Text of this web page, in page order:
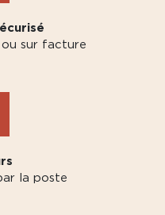
sur facture
la poste